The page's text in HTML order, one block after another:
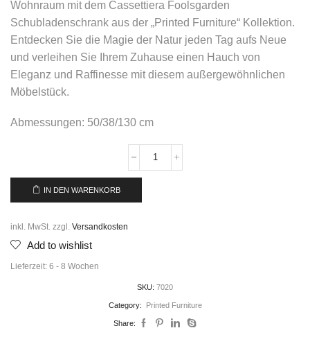
Wohnraum mit dem Cassettiera Foolsgarden
Schubladenschrank aus der „Printed Furniture“ Kollektion.
Entdecken Sie die Magie der Natur jeden Tag aufs Neue
und verleihen Sie Ihrem Zuhause einen Hauch von
Eleganz und Raffinesse mit diesem außergewöhnlichen
Möbelstück.
Abmessungen: 50/38/130 cm
IN DEN WARENKORB
inkl. MwSt. zzgl. Versandkosten
Add to wishlist
Lieferzeit: 6 - 8 Wochen
SKU: 7020
Category: Printed Furniture
Share: